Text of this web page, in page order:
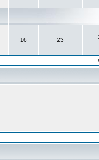
16 23